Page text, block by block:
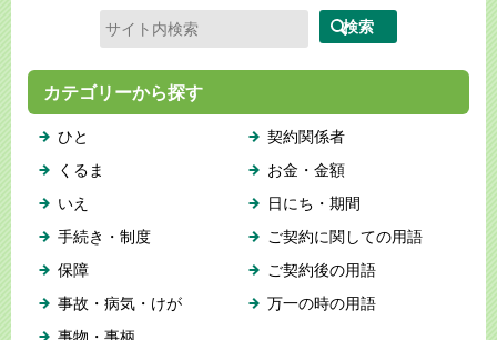
カテゴリーから探す
ひと
くるま
いえ
手続き・制度
保障
事故・病気・けが
事物・事柄
契約関係者
お金・金額
日にち・期間
ご契約に関しての用語
ご契約後の用語
万一の時の用語